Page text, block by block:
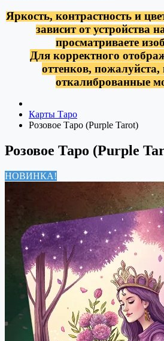
Яркость, контрастность и
зависит от устройства
просматриваете
Для корректного
оттенков, пожалуйста,
откалиброванные
Карты Таро
Розовое Таро (Purple Tarot)
Розовое Таро (Purple
НОВИНКА!